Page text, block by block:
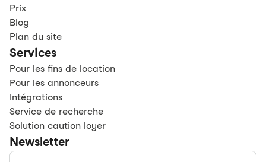
Prix
Blog
Plan du site
Services
Pour les fins de location
Pour les annonceurs
Intégrations
Service de recherche
Solution caution loyer
Newsletter